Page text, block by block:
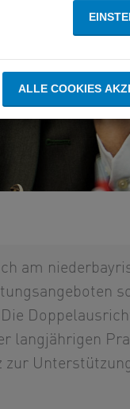
am
langjährigen
ALLE COOKIES